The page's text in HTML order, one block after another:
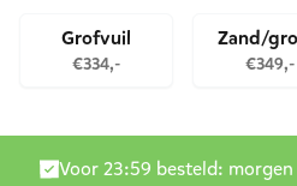
Grofvuil
€334,-
Zand/
€349,-
Levering door